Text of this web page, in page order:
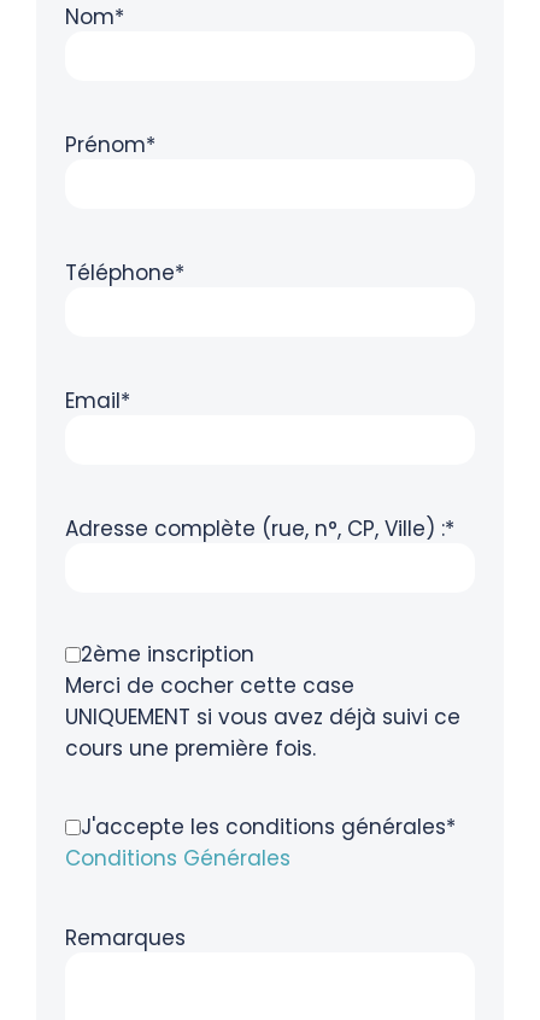
Nom*
Prénom*
Téléphone*
Email*
Adresse complète (rue, n°, CP, Ville) :*
2ème inscription
Merci de cocher cette case
UNIQUEMENT si vous avez déjà suivi ce
cours une première fois.
J'accepte les conditions générales*
Conditions Générales
Remarques